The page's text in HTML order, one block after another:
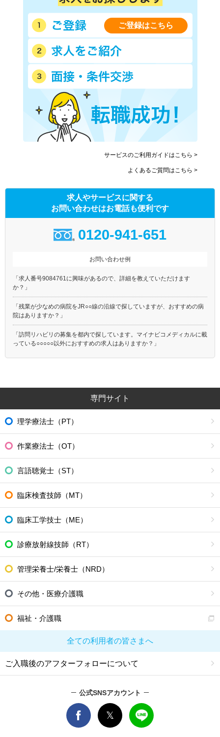
ご登録はこちら
サービスのご利用ガイドはこちら >
よくあるご質問はこちら >
求人やサービスに関する
お問い合わせはお電話も便利です
0120-941-651
お問い合わせ例
「求人番号9084761に興味があるので、詳細を教えていただけます
か？」
「残業が少なめの病院をJR○○線の沿線で探していますが、おすすめの病
院はありますか？」
「訪問リハビリの募集を都内で探しています。マイナビコメディカルに載
っている○○○○○以外におすすめの求人はありますか？」
専門サイト
理学療法士（PT）
作業療法士（OT）
言語聴覚士（ST）
臨床検査技師（MT）
臨床工学技士（ME）
診療放射線技師（RT）
管理栄養士/栄養士（NRD）
その他・医療介護職
福祉・介護職
全ての利用者の皆さまへ
ご入職後のアフターフォローについて
公式SNSアカウント